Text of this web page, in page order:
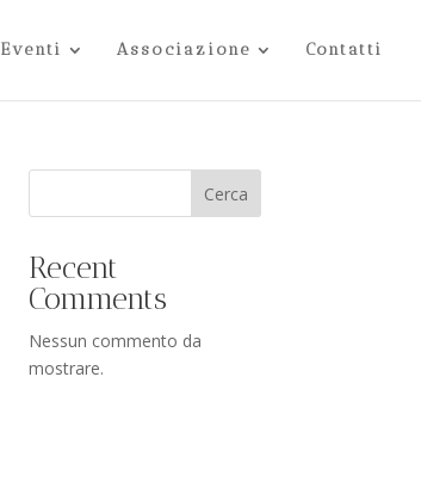
Eventi Associazione Contatti
Cerca
Recent
Comments
Nessun commento da
mostrare.